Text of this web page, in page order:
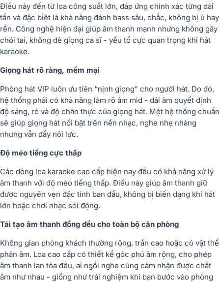
Điều này đến từ loa công suất lớn, đáp ứng chính xác từng dải
tần và đặc biệt là khả năng đánh bass sâu, chắc, không bị ù hay
rền. Công nghệ hiện đại giúp âm thanh mạnh nhưng không gây
chói tai, không đè giọng ca sĩ - yếu tố cực quan trọng khi hát
karaoke.
Giọng hát rõ ràng, mềm mại
Phòng hát VIP luôn ưu tiên “nịnh giọng” cho người hát. Do đó,
hệ thống phải có khả năng làm rõ âm mid - dải âm quyết định
độ sáng, rõ và độ chân thực của giọng hát. Một hệ thống chuẩn
sẽ giúp giọng hát nổi bật trên nền nhạc, nghe nhẹ nhàng
nhưng vẫn đầy nội lực.
Độ méo tiếng cực thấp
Các dòng loa karaoke cao cấp hiện nay đều có khả năng xử lý
âm thanh với độ méo tiếng thấp. Điều này giúp âm thanh giữ
được nguyên vẹn đặc tính ban đầu, không bị biến dạng khi hát
lớn hoặc chơi nhạc sôi động.
Tái tạo âm thanh đồng đều cho toàn bộ căn phòng
Không gian phòng khách thường rộng, trần cao hoặc có vật thể
phản âm. Loa cao cấp có thiết kế góc phủ âm rộng, cho phép
âm thanh lan tỏa đều, ai ngồi nghe cũng cảm nhận được chất
âm như nhau - giống như trải nghiệm khi bạn bước vào phòng